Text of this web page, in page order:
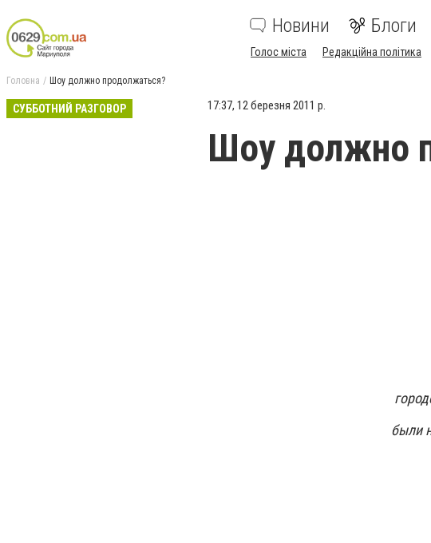
Новини Блоги
Голос міста Редакційна політика
Головна Шоу должно продолжаться?
СУББОТНИЙ РАЗГОВОР 17:37, 12 березня 2011 р.
Шоу должно
были